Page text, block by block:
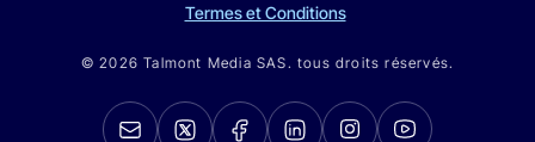
Termes et Conditions
© 2026 Talmont Media SAS. tous droits réservés.